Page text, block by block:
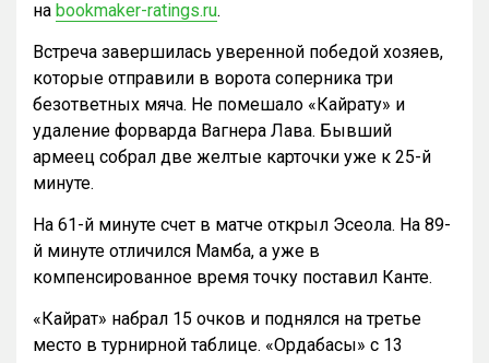
на bookmaker-ratings.ru.
Встреча завершилась уверенной победой хозяев,
которые отправили в ворота соперника три
безответных мяча. Не помешало «Кайрату» и
удаление форварда Вагнера Лава. Бывший
армеец собрал две желтые карточки уже к 25-й
минуте.
На 61-й минуте счет в матче открыл Эсеола. На 89-
й минуте отличился Мамба, а уже в
компенсированное время точку поставил Канте.
«Кайрат» набрал 15 очков и поднялся на третье
место в турнирной таблице. «Ордабасы» с 13